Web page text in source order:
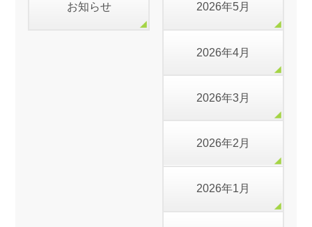
お知らせ 2026年5月
2026年4月
2026年3月
2026年2月
2026年1月